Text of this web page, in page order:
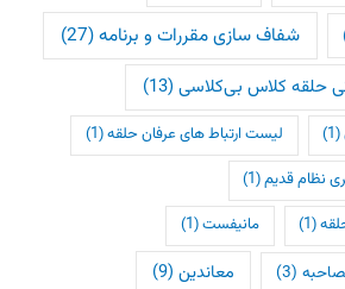
شفاف سازی مقررات و برنامه(27)
حلقه کلاس بی‌کلاسی (13)
(1) لیست ارتباط های عرفان حلقه(1)
نظام قدیم(1)
(1) مانیفست(1)
(3) معاندین(9)